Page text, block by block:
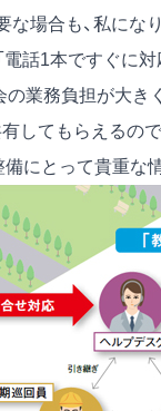
な場合も、私にな
電話1本ですぐに
の業務負担が大
してもらえるの
にとって貴重な